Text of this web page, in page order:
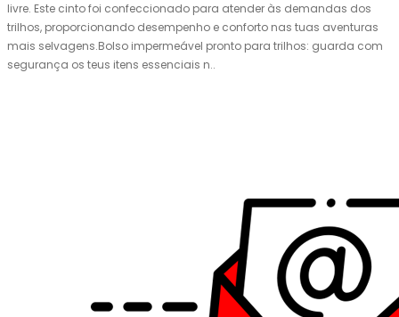
livre. Este cinto foi confeccionado para atender às demandas dos
trilhos, proporcionando desempenho e conforto nas tuas aventuras
mais selvagens.Bolso impermeável pronto para trilhos: guarda com
segurança os teus itens essenciais n..